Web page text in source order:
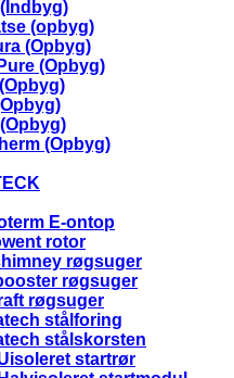
(opbyg)
(Opbyg)
(Opbyg)
(Opbyg)
E-ontop
rotor
røgsuger
røgsuger
røgsuger
stålforing
stålskorsten
startrør